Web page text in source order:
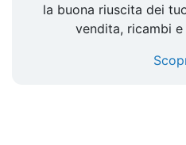
la buona riuscita dei
vendita, ricambi e